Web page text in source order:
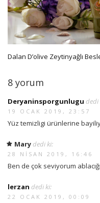
Dalan D’olive Zeytinyağlı
8 yorum
Deryaninsporgunlugu dedi
19 OCAK 2019, 23:57
Yüz temizligi ürünlerine
Mary dedi ki:
28 NISAN 2019, 16:46
Ben de çok seviyorum
lerzan dedi ki:
22 OCAK 2019, 00:09